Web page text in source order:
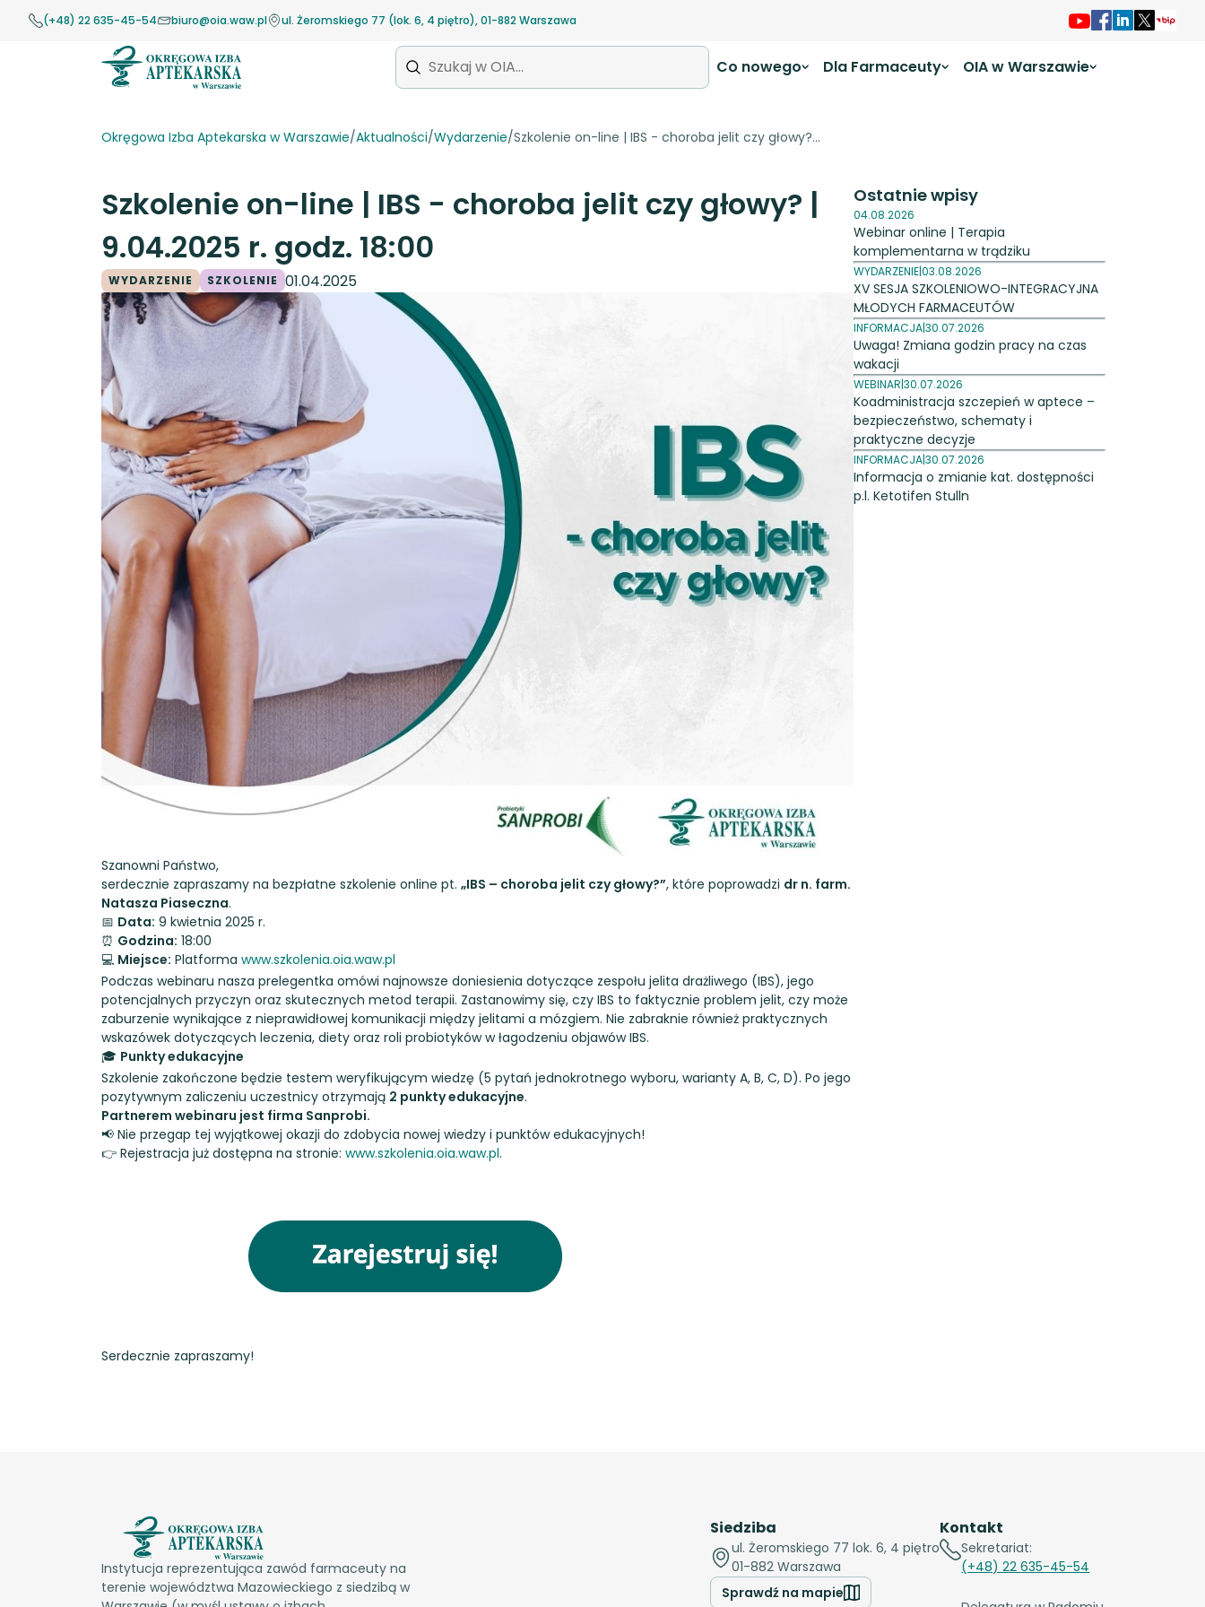
(+48) 22 635-45-54 biuro@oia.waw.pl ul. Żeromskiego 77 (lok. 6, 4 piętro), 01-882 Warszawa
Co nowego Dla Farmaceuty OIA w Warszawie
Okręgowa Izba Aptekarska w Warszawie/Aktualności/Wydarzenie/Szkolenie on-line | IBS - choroba jelit czy głowy?...
Szkolenie on-line | IBS - choroba jelit czy głowy? |
9.04.2025 r. godz. 18:00
WYDARZENIE SZKOLENIE 01.04.2025
Szanowni Państwo,
serdecznie zapraszamy na bezpłatne szkolenie online pt. „IBS – choroba jelit czy głowy?”, które poprowadzi dr n. farm.
Natasza Piaseczna.
📅 Data: 9 kwietnia 2025 r.
⏰ Godzina: 18:00
💻 Miejsce: Platforma www.szkolenia.oia.waw.pl
Podczas webinaru nasza prelegentka omówi najnowsze doniesienia dotyczące zespołu jelita drażliwego (IBS), jego
potencjalnych przyczyn oraz skutecznych metod terapii. Zastanowimy się, czy IBS to faktycznie problem jelit, czy może
zaburzenie wynikające z nieprawidłowej komunikacji między jelitami a mózgiem. Nie zabraknie również praktycznych
wskazówek dotyczących leczenia, diety oraz roli probiotyków w łagodzeniu objawów IBS.
🎓 Punkty edukacyjne
Szkolenie zakończone będzie testem weryfikującym wiedzę (5 pytań jednokrotnego wyboru, warianty A, B, C, D). Po jego
pozytywnym zaliczeniu uczestnicy otrzymają 2 punkty edukacyjne.
Partnerem webinaru jest firma Sanprobi.
📢 Nie przegap tej wyjątkowej okazji do zdobycia nowej wiedzy i punktów edukacyjnych!
👉 Rejestracja już dostępna na stronie: www.szkolenia.oia.waw.pl.
Serdecznie zapraszamy!
Ostatnie wpisy
04.08.2026
Webinar online | Terapia
komplementarna w trądziku
WYDARZENIE|03.08.2026
XV SESJA SZKOLENIOWO-INTEGRACYJNA
MŁODYCH FARMACEUTÓW
INFORMACJA|30.07.2026
Uwaga! Zmiana godzin pracy na czas
wakacji
WEBINAR|30.07.2026
Koadministracja szczepień w aptece –
bezpieczeństwo, schematy i
praktyczne decyzje
INFORMACJA|30.07.2026
Informacja o zmianie kat. dostępności
p.l. Ketotifen Stulln
Instytucja reprezentująca zawód farmaceuty na
terenie województwa Mazowieckiego z siedzibą w
Siedziba
ul. Żeromskiego 77 lok. 6, 4 piętro
01-882 Warszawa
Sprawdź na mapie
Kontakt
Sekretariat:
(+48) 22 635-45-54